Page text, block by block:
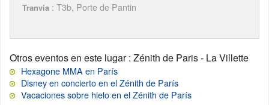
Tranvía : T3b, Porte de Pantin
Otros eventos en este lugar: Zénith de Paris - La Villette
Hexagone MMA en París
Disney en concierto en el Zénith de París
Vacaciones sobre hielo en el Zénith de París